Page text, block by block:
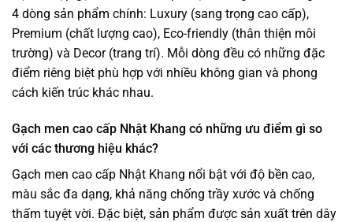
4 dòng sản phẩm chính: Luxury (sang trọng cao cấp),
Premium (chất lượng cao), Eco-friendly (thân thiện môi
trường) và Decor (trang trí). Mỗi dòng đều có những đặc
điểm riêng biệt phù hợp với nhiều không gian và phong
cách kiến trúc khác nhau.
Gạch men cao cấp Nhật Khang có những ưu điểm gì so
với các thương hiệu khác?
Gạch men cao cấp Nhật Khang nổi bật với độ bền cao,
màu sắc đa dạng, khả năng chống trầy xước và chống
thấm tuyệt vời. Đặc biệt, sản phẩm được sản xuất trên dây